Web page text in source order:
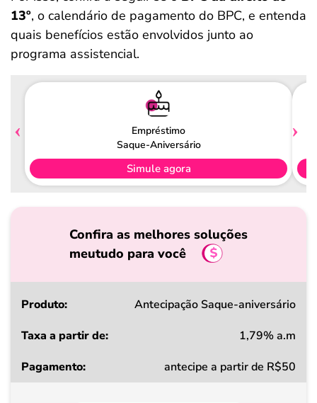
13º, o calendário de pagamento do BPC, e entenda
quais benefícios estão envolvidos junto ao
programa assistencial.
Empréstimo
Saque-Aniversário
Simule agora
Confira as melhores soluções
meutudo para você
Produto
a
Antecipação Saque-aniversário
1,79% a.m
antecipe a partir de R$50